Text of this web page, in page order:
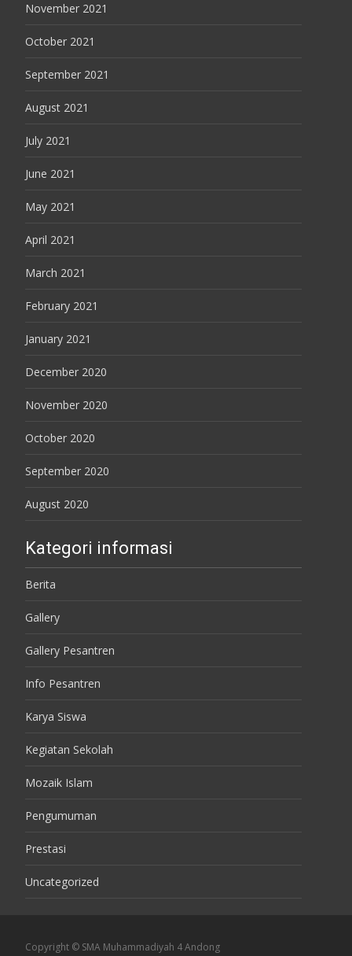
November 2021
October 2021
September 2021
August 2021
July 2021
June 2021
May 2021
April 2021
March 2021
February 2021
January 2021
December 2020
November 2020
October 2020
September 2020
August 2020
Kategori informasi
Berita
Gallery
Gallery Pesantren
Info Pesantren
Karya Siswa
Kegiatan Sekolah
Mozaik Islam
Pengumuman
Prestasi
Uncategorized
Copyright © SMA Muhammadiyah 4 Andong